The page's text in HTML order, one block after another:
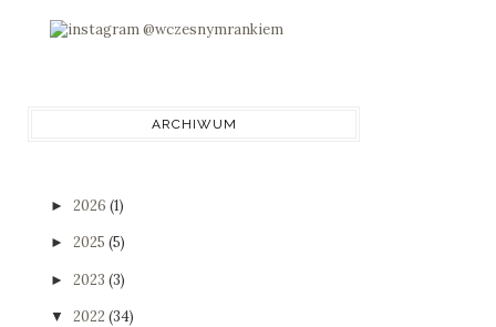
ARCHIWUM
► 2026 (1)
► 2025 (5)
► 2023 (3)
▼ 2022 (34)